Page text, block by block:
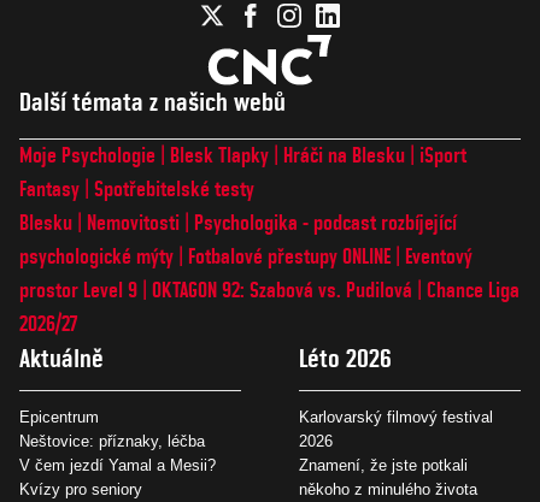
Další témata z našich webů
Moje Psychologie Blesk Tlapky Hráči na Blesku
iSport
Fantasy Spotřebitelské testy
Blesku
Nemovitosti
Psychologika - podcast rozbíjející
psychologické mýty
Fotbalové přestupy ONLINE
Eventový
prostor Level 9 OKTAGON 92: Szabová vs. Pudilová
Chance Liga
2026/27
Aktuálně
Epicentrum
Neštovice: příznaky, léčba
V čem jezdí Yamal a Mesii?
Kvízy pro seniory
Léto 2026
Karlovarský filmový festival
2026
Znamení, že jste potkali
někoho z minulého života